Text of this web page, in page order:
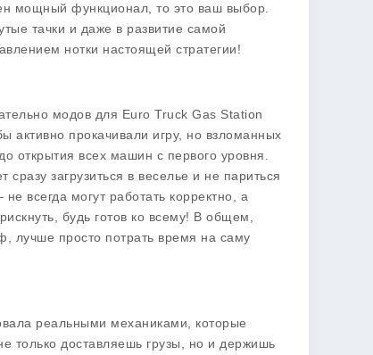
мощный функционал, то это ваш выбор.
тачки и даже в развитие самой
нотки настоящей стратегии!
модов для Euro Truck Gas Station
прокачивали игру, но взломанных
открытия всех машин с первого уровня.
загрузиться в веселье и не париться
всегда могут работать корректно, а
будь готов ко всему! В общем,
лучше просто потрать время на саму
реальными механиками, которые
только доставляешь грузы, но и держишь